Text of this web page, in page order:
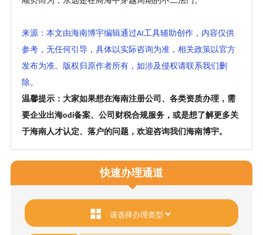
来源：本文由海南博宇编辑通过AI工具辅助创作，内容仅供
参考，无任何引导，具体以实际咨询为准，相关政策以官方
发布为准。版权归原作者所有，如涉及侵权请联系我们删
除。
温馨提示：大家如果想在海南注册公司、各类资质办理，需
要企业出海odi备案、公司财税合规服务，或是想了解更多关
于海南人才认定、落户的问题，欢迎咨询我们海南博宇。
快速办理通道